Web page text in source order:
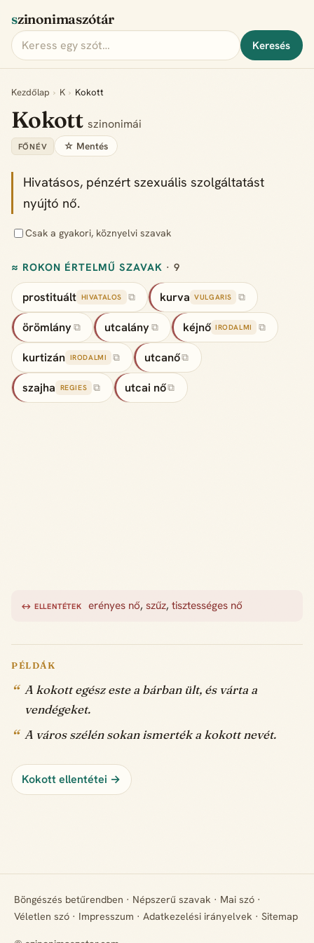
szinonimaszótár
Keresés
Kezdőlap › K › Kokott
Kokott szinonimái
FŐNÉV ☆ Mentés
Hivatásos, pénzért szexuális szolgáltatást
nyújtó nő.
Csak a gyakori, köznyelvi szavak
≈ ROKON ÉRTELMŰ SZAVAK · 9
prostituált HIVATALOS ⧉ kurva VULGARIS ⧉
örömlány ⧉ utcalány ⧉ kéjnő IRODALMI ⧉
kurtizán IRODALMI ⧉ utcanő⧉
szajha REGIES ⧉ utcai nő⧉
↔ ELLENTÉTEK erényes nő,szűz,tisztességes nő
PÉLDÁK
A kokott egész este a bárban ült, és várta a
vendégeket.
A város szélén sokan ismerték a kokott nevét.
Kokott ellentétei →
Böngészés betűrendben · Népszerű szavak · Mai szó ·
Véletlen szó · Impresszum · Adatkezelési irányelvek · Sitemap